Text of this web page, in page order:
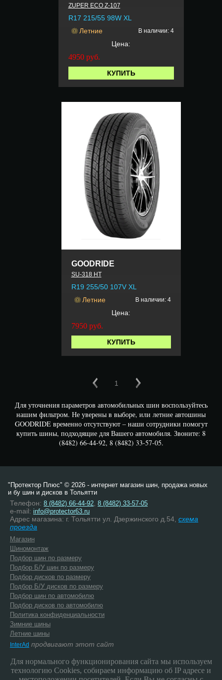
ZUPER ECO Z-107
R17 215/55 98W XL
Летние
В наличии: 4
Цена:
4950 руб.
КУПИТЬ
GOODRIDE
SU-318 HT
R19 255/50 107V XL
Летние
В наличии: 4
Цена:
7950 руб.
КУПИТЬ
1
Для уточнения параметров автомобильных шин воспользуйтесь
нашим фильтром. Не уверены в выборе, или летние автошины
GOODRIDE временно отсутствуют – наши сотрудники помогут
купить шины, подходящие для Вашего автомобиля. Звоните: 8
(8482) 66-44-92, 8 (8482) 33-57-05.
"Протектор Плюс" © 2026 - интернет магазин шин, продажа новых
и бу шин и дисков в Тольятти
Телефон: 8 (8482) 66-44-92 8 (8482) 33-57-05
e-mail: info@protector63.ru
Адрес магазина: г. Тольятти ул. Дзержинского д.54, схема
проезда
Магазин
Шиномонтаж
Подбор шин по размеру
Подбор Б/У шин по размеру
Подбор дисков по размеру
Подбор Б/У дисков по размеру
Подбор шин по автомобилю
Подбор дисков по автомобилю
Политика конфиденциальности
Зимние шины
Летние шины
InterAd продвигают этот сайт
Для нормального функционирования сайта мы используем
технологию Cookies, собираем информацию об IP адресе и